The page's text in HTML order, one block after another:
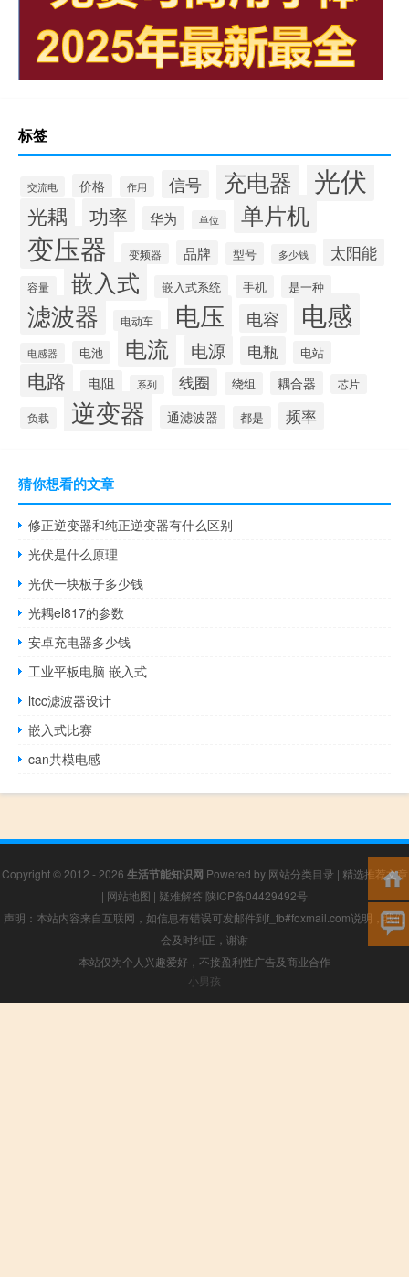
标签
交流电 价格 作用 信号 充电器 光伏
光耦 功率 华为 单位 单片机
变压器 变频器 品牌 型号 多少钱 太阳能
容量 嵌入式 嵌入式系统 手机 是一种
滤波器 电动车 电压 电容 电感
电感器 电池 电流 电源 电瓶 电站
电路 电阻 系列 线圈 绕组 耦合器 芯片
负载 逆变器 通滤波器 都是 频率
猜你想看的文章
修正逆变器和纯正逆变器有什么区别
光伏是什么原理
光伏一块板子多少钱
光耦el817的参数
安卓充电器多少钱
工业平板电脑 嵌入式
ltcc滤波器设计
嵌入式比赛
can共模电感
Copyright © 2012 - 2026 生活节能知识网 Powered by 网站分类目录 | 精选推荐文章
| 网站地图 | 疑难解答 陕ICP备04429492号
声明：本站内容来自互联网，如信息有错误可发邮件到f_fb#foxmail.com说明，我们
会及时纠正，谢谢
本站仅为个人兴趣爱好，不接盈利性广告及商业合作
小男孩